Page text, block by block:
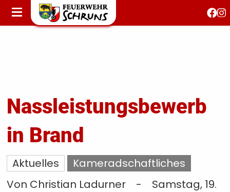
STARTSEITE
AKTUELLES
Nassleistungsbewerb
in Brand
Aktuelles
Kameradschaftliches
Von Christian Ladurner
-
Samstag, 19.